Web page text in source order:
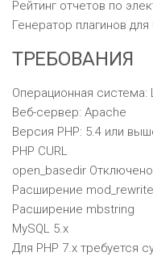
Рейтинг отчетов по
Генератор плагинов
ТРЕБОВАНИЯ
Операционная система:
Веб-сервер: Apache
Версия PHP: 5.4 или
PHP CURL
open_basedir Отключено
Расширение mod_rewrite
Расширение mbstring
MySQL 5.x
Для PHP 7.x требуется